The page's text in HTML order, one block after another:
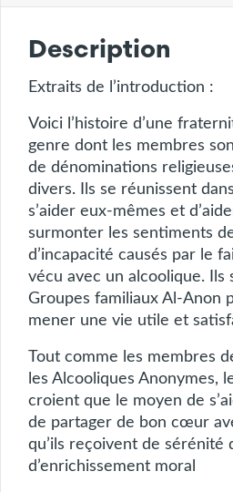
Description
Extraits de l’introduction :
Voici l’histoire d’une
genre dont les membres
de dénominations
divers. Ils se réunissent
s’aider eux-mêmes et
surmonter les sentiments
d’incapacité causés par le
vécu avec un alcoolique. Ils
Groupes familiaux Al-Anon
mener une vie utile et
Tout comme les membres
les Alcooliques Anonymes,
croient que le moyen de
de partager de bon cœur
qu’ils reçoivent de sérénité
d’enrichissement moral